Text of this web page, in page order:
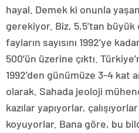
hayal. Demek ki onunla
gerekiyor. Biz, 5,5’tan
fayların sayısını 1992’ye
500’ün üzerine çıktı.
1992’den günümüze 3-4 kat
olarak. Sahada jeoloji
kazılar yapıyorlar,
koyuyorlar. Bana göre, bu